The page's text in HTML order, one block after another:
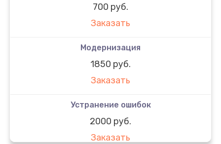
700 руб.
Заказать
Модернизация
1850 руб.
Заказать
Устранение ошибок
2000 руб.
Заказать